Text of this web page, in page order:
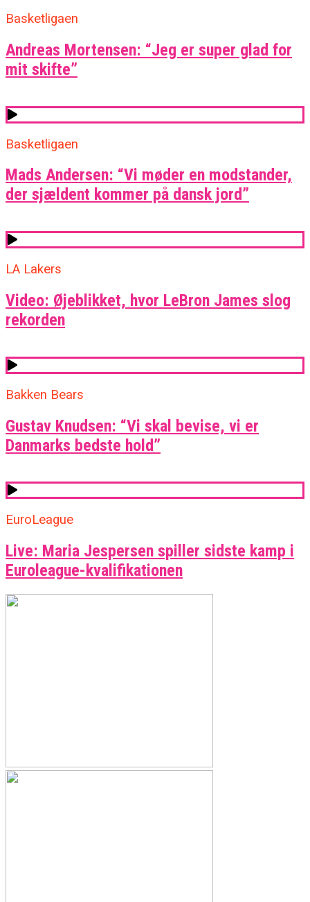
Basketligaen
Andreas Mortensen: “Jeg er super glad for
mit skifte”
Basketligaen
Mads Andersen: “Vi møder en modstander,
der sjældent kommer på dansk jord”
LA Lakers
Video: Øjeblikket, hvor LeBron James slog
rekorden
Bakken Bears
Gustav Knudsen: “Vi skal bevise, vi er
Danmarks bedste hold”
EuroLeague
Live: Maria Jespersen spiller sidste kamp i
Euroleague-kvalifikationen